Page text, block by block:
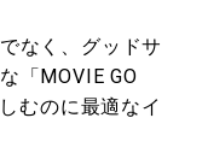
なく、グッドサ
「MOVIE GO
むのに最適なイ